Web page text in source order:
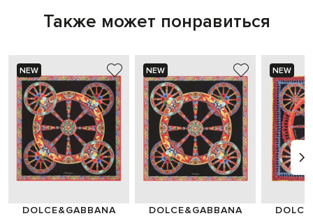
Также может понравиться
NEW
DOLCE&GABBANA
NEW
DOLCE&GABBANA
NEW